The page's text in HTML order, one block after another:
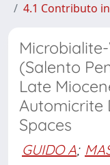
4.1 Contributo
(Salento
Late
Automicrite
Spaces
GUIDO A;